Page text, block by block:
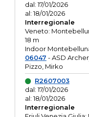
dal: 17/01/2026
al: 18/01/2026
Interregionale
Veneto:
18 m
Indoor
06047 - ASD
Pizzo, Mirko
R2607003
dal: 17/01/2026
al: 18/01/2026
Interregionale